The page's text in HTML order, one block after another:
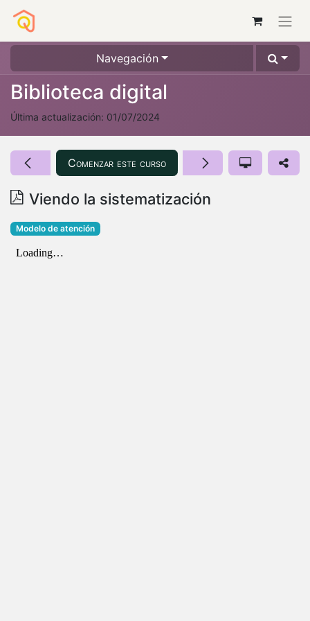
Navegación
Biblioteca digital
Última actualización: 01/07/2024
Viendo la sistematización
Comenzar este curso
Modelo de atención